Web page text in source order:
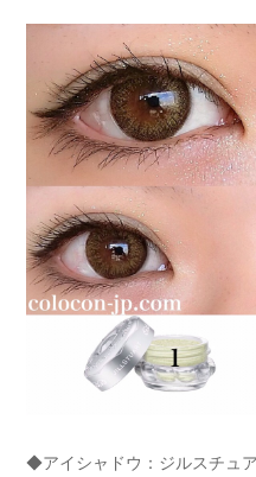
◆アイシャドウ：ジルスチュ